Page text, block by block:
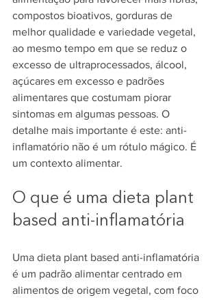
compostos bioativos, gorduras de
melhor qualidade e variedade vegetal,
ao mesmo tempo em que se reduz o
excesso de ultraprocessados, álcool,
açúcares em excesso e padrões
alimentares que costumam piorar
sintomas em algumas pessoas. O
detalhe mais importante é este: anti-
inflamatório não é um rótulo mágico. É
um contexto alimentar.
O que é uma dieta plant
based anti-inflamatória
Uma dieta plant based anti-inflamatória
é um padrão alimentar centrado em
alimentos de origem vegetal, com foco